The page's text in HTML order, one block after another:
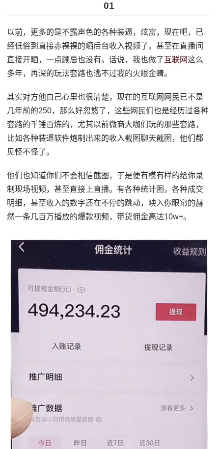
01
以前，更多的是不露声色的各种装逼，炫富，现在吧，已
经低俗到直接赤裸裸的晒后台收入视频了。甚至在直播间
直接开晒，一点顾忌也没有。话说，我也做了互联网这么
多年，再深的玩法套路也逃不过我的火眼金睛。
其实对方他自己心里也很清楚，现在的互联网网民已不是
几年前的250，那么好忽悠了，这些网民们也是经历过各种
套路的千锤百炼的，尤其以前微商大咖们玩的那些套路，
比如各种装逼软件炮制出来的收入截图聊天截图，他们都
见怪不怪了。
他们也知道你们不会相信截图，于是便有模有样的给你录
制现场视频，甚至直接上直播。有各种统计图，各种成交
明细，甚至收入的数字还在不停的跳动，映入你眼帘的赫
然一条几百万播放的爆款视频，带货佣金高达10w+。